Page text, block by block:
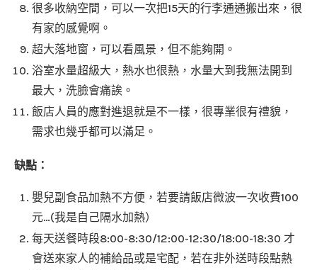
很多收納空間，可以一次把15天的行李通通搬出來，很
有家的感覺啊。
超大落地窗，可以看風景，但不能夠開。
浴室水量超級大，熱水也很熱，水量大到我無法開到
最大，洗臉會痛誒。
飯店人員的應對進退就是不一樣，很專業很有禮貌，
需求也幾乎都可以滿足。
缺點：
嬰兒副食品加熱不方便，若要請飯店微波一次收費100
元…(我是自己隔水加熱）
每天送餐時段8:00-8:30/12:00-12:30/18:00-18:30 才
會送來家人的補給品或是宅配，若在非外送時段點熱